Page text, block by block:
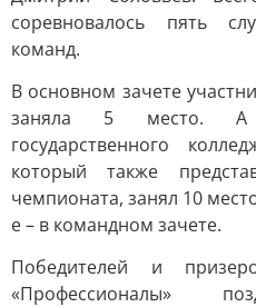
соревновалось пять
команд.
В основном зачете
заняла 5 место. А
государственного
который также
чемпионата, занял 10
е – в командном зачете.
Победителей и
«Профессионалы»